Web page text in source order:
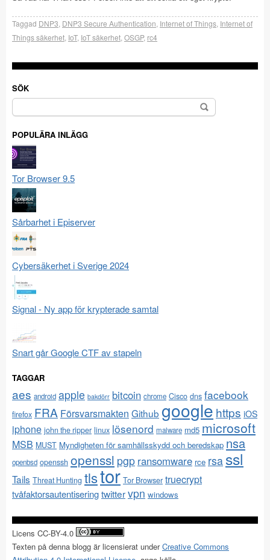
Taggad DNP3 DNP3 Secure Authentication Internet of Things Internet of
Things säkerhet IoT, IoT säkerhet OSGP, rc4
SÖK
Sök
efter:
POPULÄRA INLÄGG
Tor Browser 9.5
Sårbarhet i Episerver
Cybersäkerhet i Sverige 2024
Signal - Ny app för krypterade samtal
Snart går Google CTF av stapeln
TAGGAR
aes android apple bakdörr bitcoin chrome Cisco dns facebook
firefox FRA Försvarsmakten Github google https iOS
iphone john the ripper linux lösenord malware md5 microsoft
MSB MUST Myndigheten för samhällsskydd och beredskap nsa
openbsd openssh openssl pgp ransomware rce rsa ssl
Tails Threat Hunting tlstor Tor Browser truecrypt
tvåfaktorsautentiseringtwittervpn windows
Licens CC-BY-4.0
Texten på denna blogg är licensierat underCreative Commons